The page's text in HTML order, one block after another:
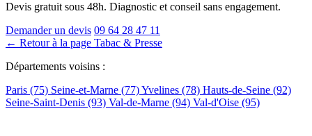
Devis gratuit sous 48h. Diagnostic et conseil sans engagement.
Demander un devis 09 64 28 47 11
← Retour à la page Tabac & Presse
Départements voisins :
Paris (75) Seine-et-Marne (77)Yvelines (78) Hauts-de-Seine (92)
Seine-Saint-Denis (93) Val-de-Marne (94) Val-d'Oise (95)